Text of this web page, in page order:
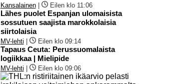
Kansalainen| Eilen klo 11:06
Lähes puolet Espanjan ulomaisista
sossutuen saajista marokkolaisia
siirtolaisia
MV-lehti Eilen klo 09:14
Tapaus Ceuta: Perussuomalaista
logiikkaa | Mielipide
MV-lehti Eilen klo 09:06